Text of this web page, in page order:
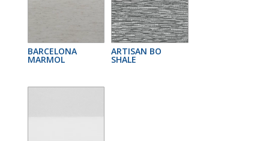
BARCELONA
MARMOL
ARTISAN BO
SHALE